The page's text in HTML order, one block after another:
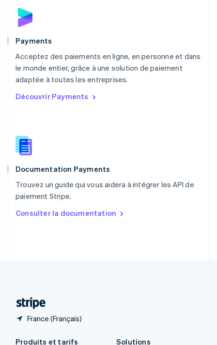
Payments
Acceptez des paiements en ligne, en personne et dans
le monde entier, grâce à une solution de paiement
adaptée à toutes les entreprises.
Découvrir Payments
Documentation Payments
Trouvez un guide qui vous aidera à intégrer les API de
paiement Stripe.
Consulter la documentation
France (Français)
Norvège
English
English
NederlandsEnglish
Pologne
English
PortuguêsEnglish
English
Roumanie
Royaume-Uni
Singapour
English 简体中文
English
Produits et tarifs
Solutions